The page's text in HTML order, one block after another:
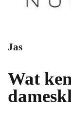
Jas
Wat